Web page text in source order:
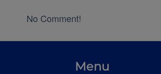
No Comment!
Menu